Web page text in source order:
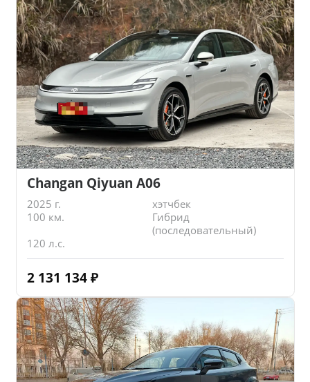
Changan Qiyuan A06
2025 г.
хэтчбек
100 км.
Гибрид
(последовательный)
120 л.с.
2 131 134 ₽